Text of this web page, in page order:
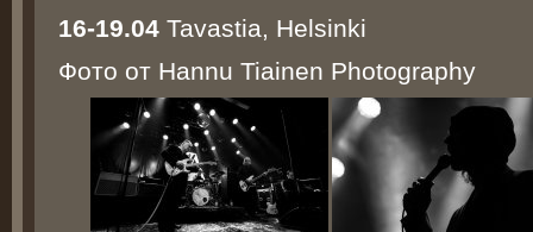
16-19.04 Tavastia, Helsinki
Фото от Hannu Tiainen Photography